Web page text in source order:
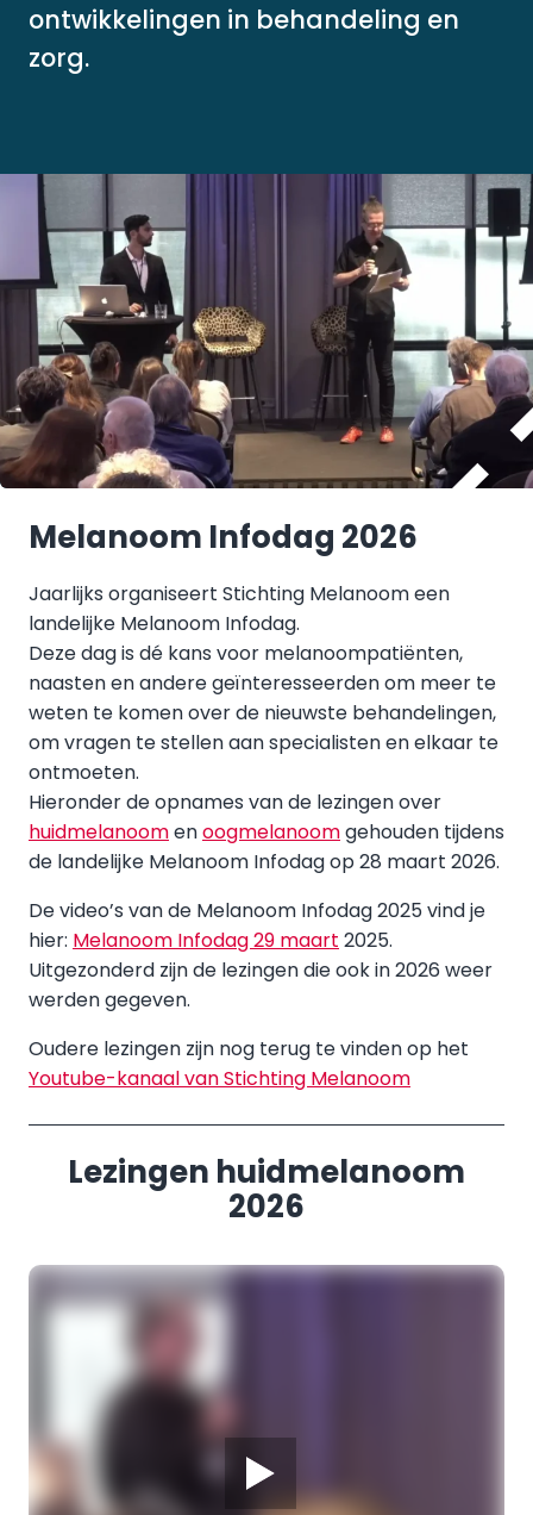
ontwikkelingen in behandeling en
zorg.
Melanoom Infodag 2026
Jaarlijks organiseert Stichting Melanoom een
landelijke Melanoom Infodag.
Deze dag is dé kans voor melanoompatiënten,
naasten en andere geïnteresseerden om meer te
weten te komen over de nieuwste behandelingen,
om vragen te stellen aan specialisten en elkaar te
ontmoeten.
Hieronder de opnames van de lezingen over
huidmelanoomenoogmelanoomgehouden tijdens
de landelijke Melanoom Infodag op 28 maart 2026.
De video’s van de Melanoom Infodag 2025 vind je
hier: Melanoom Infodag 29 maart 2025.
Uitgezonderd zijn de lezingen die ook in 2026 weer
werden gegeven.
Oudere lezingen zijn nog terug te vinden op het
Youtube-kanaal van Stichting Melanoom
Lezingen huidmelanoom
2026